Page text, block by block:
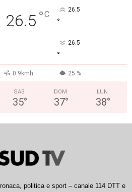
26.5 °C 26.5
°
26.5
°
0.9kmh 25 %
SAB
35°
DOM
37°
LUN
38°
politica e sport – canale 114 DTT e